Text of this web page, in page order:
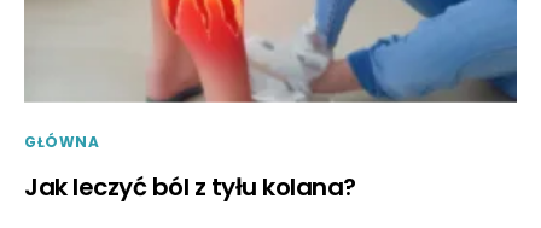
GŁÓWNA
Jak leczyć ból z tyłu kolana?